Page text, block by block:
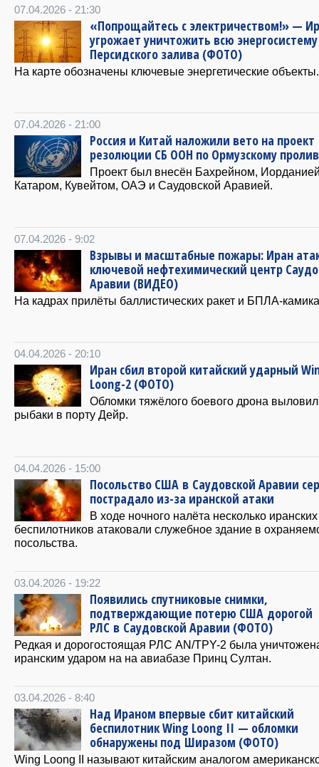
07.04.2026 - 21:30
«Попрощайтесь с электричеством!» —
угрожает уничтожить всю
Персидского залива (ФОТО)
На карте обозначены ключевые энергетические объекты.
07.04.2026 - 21:00
Россия и Китай наложили вето на проект
резолюции СБ ООН по Ормузскому
‎Проект был внесён Бахрейном,
Катаром, Кувейтом, ОАЭ и Саудовской Аравией.
07.04.2026 - 9:02
Взрывы и масштабные пожары: Иран
ключевой нефтехимический центр
Аравии (ВИДЕО)
На кадрах прилёты баллистических ракет и БПЛА-
04.04.2026 - 20:10
Иран сбил второй китайский ударный
Loong-2 (ФОТО)
Обломки тяжёлого боевого дрона
рыбаки в порту Дейр.
04.04.2026 - 15:00
Посольство США в Саудовской Аравии
пострадало из-за иранской атаки
В ходе ночного налёта несколько иранских
беспилотников атаковали служебное здание в
посольства.
03.04.2026 - 19:22
Появились спутниковые снимки,
подтверждающие потерю США дорогой
РЛС в Саудовской Аравии (ФОТО)
Редкая и дорогостоящая РЛС AN/TPY-2 была
иранским ударом на на авиабазе Принц Султан.
03.04.2026 - 8:40
Над Ираном впервые сбит китайский
беспилотник Wing Loong II — обломки
обнаружены под Ширазом (ФОТО)
Wing Loong II называют китайским аналогом